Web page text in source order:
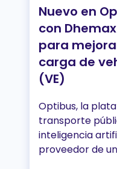
Nuevo en
con
para
carga de
(VE)
Optibus, la
transporte
inteligencia
proveedor de